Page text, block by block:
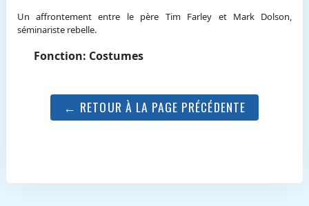
Un affrontement entre le père Tim Farley et Mark Dolson,
séminariste rebelle.
Fonction: Costumes
← RETOUR À LA PAGE PRÉCÉDENTE